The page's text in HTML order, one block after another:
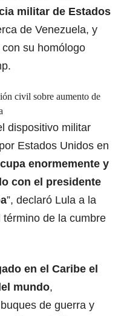
militar de Estados
de Venezuela, y
su homólogo
civil sobre aumento de
dispositivo militar
Estados Unidos en
enormemente y
con el presidente
”, declaró Lula a la
de la cumbre
en el Caribe el
mundo,
de guerra y